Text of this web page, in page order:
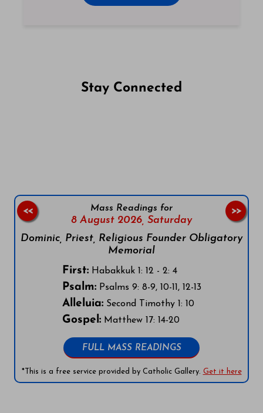
Stay Connected
Mass Readings for
8 August 2026, Saturday
Dominic, Priest, Religious Founder Obligatory
Memorial
First:Habakkuk 1: 12 - 2: 4
Psalm:Psalms 9: 8-9, 10-11, 12-13
Alleluia:Second Timothy 1: 10
Gospel:Matthew 17: 14-20
FULL MASS READINGS
*This is a free service provided by Catholic Gallery. Get it here
<< >>